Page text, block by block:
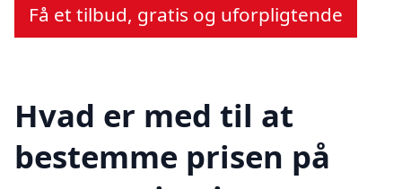
Få et tilbud, gratis og uforpligtende
Hvad er med til at
bestemme prisen på